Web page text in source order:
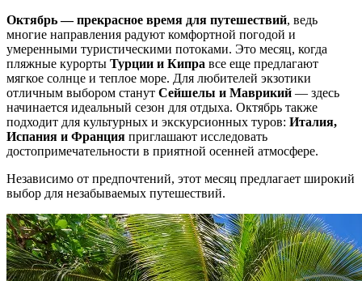
Октябрь — прекрасное время для путешествий, ведь
многие направления радуют комфортной погодой и
умеренными туристическими потоками. Это месяц, когда
пляжные курорты Турции и Кипра все еще предлагают
мягкое солнце и теплое море. Для любителей экзотики
отличным выбором станут Сейшелы и Маврикий — здесь
начинается идеальный сезон для отдыха. Октябрь также
подходит для культурных и экскурсионных туров: Италия,
Испания и Франция приглашают исследовать
достопримечательности в приятной осенней атмосфере.
Независимо от предпочтений, этот месяц предлагает широкий
выбор для незабываемых путешествий.